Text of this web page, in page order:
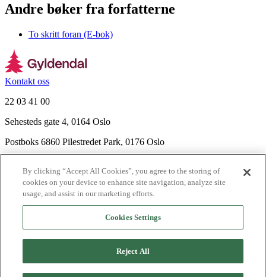
Andre bøker fra forfatterne
To skritt foran (E-bok)
Kontakt oss
22 03 41 00
Sehesteds gate 4, 0164 Oslo
Postboks 6860 Pilestredet Park, 0176 Oslo
Nyhetsbrev
Ledige stillinger
Send inn manus
Agency
By clicking “Accept All Cookies”, you agree to the storing of
cookies on your device to enhance site navigation, analyze site
usage, and assist in our marketing efforts.
Cookies Settings
Reject All